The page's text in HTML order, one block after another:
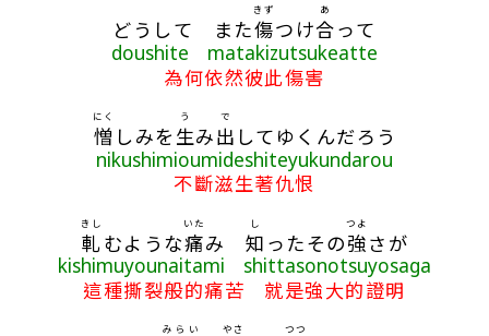
どうして また傷
きず
つけ合
あ
って
doushite matakizutsukeatte
為何依然彼此傷害
憎
にく
しみを 生
う
み出
で
してゆくんだろう
nikushimioumideshiteyukundarou
不斷滋生著仇恨
軋
きし
むような痛
いた
み知
し
ったその強
つよ
さが
kishimuyounaitami shittasonotsuyosaga
這種撕裂般的痛苦 就是強大的證明
みらい やさ つつ